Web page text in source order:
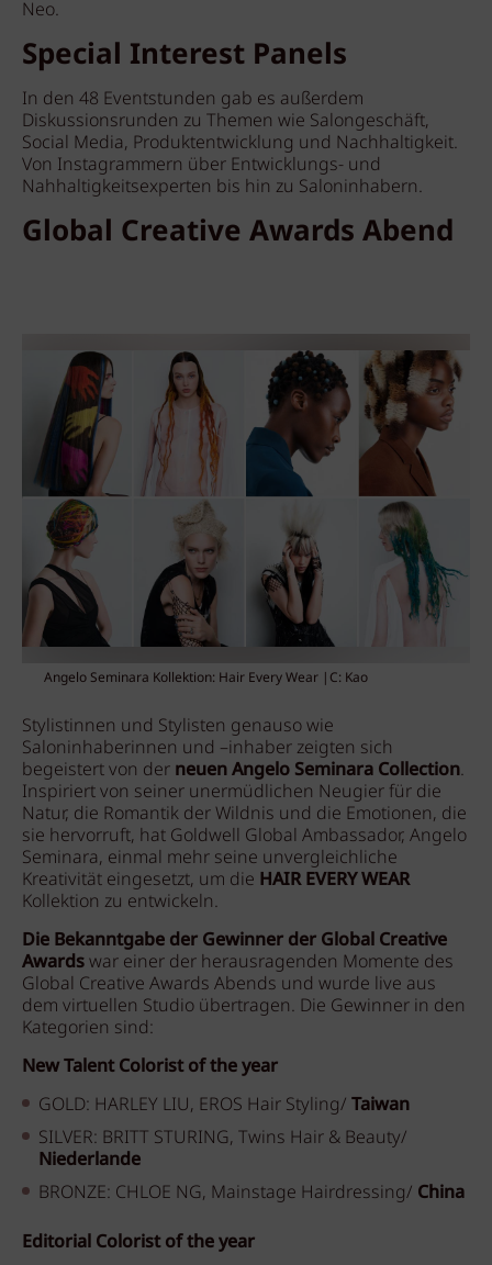
Neo.
Special Interest Panels
In den 48 Eventstunden gab es außerdem
Diskussionsrunden zu Themen wie Salongeschäft,
Social Media, Produktentwicklung und Nachhaltigkeit.
Von Instagrammern über Entwicklungs- und
Nahhaltigkeitsexperten bis hin zu Saloninhabern.
Global Creative Awards Abend
Angelo Seminara Kollektion: Hair Every Wear |C: Kao
Stylistinnen und Stylisten genauso wie
Saloninhaberinnen und –inhaber zeigten sich
begeistert von der neuen Angelo Seminara Collection.
Inspiriert von seiner unermüdlichen Neugier für die
Natur, die Romantik der Wildnis und die Emotionen, die
sie hervorruft, hat Goldwell Global Ambassador, Angelo
Seminara, einmal mehr seine unvergleichliche
Kreativität eingesetzt, um die HAIR EVERY WEAR
Kollektion zu entwickeln.
Die Bekanntgabe der Gewinner der Global Creative
Awardswar einer der herausragenden Momente des
Global Creative Awards Abends und wurde live aus
dem virtuellen Studio übertragen. Die Gewinner in den
Kategorien sind:
New Talent Colorist of the year
GOLD: HARLEY LIU, EROS Hair Styling/ Taiwan
SILVER: BRITT STURING, Twins Hair & Beauty/
Niederlande
BRONZE: CHLOE NG, Mainstage Hairdressing/ China
Editorial Colorist of the year